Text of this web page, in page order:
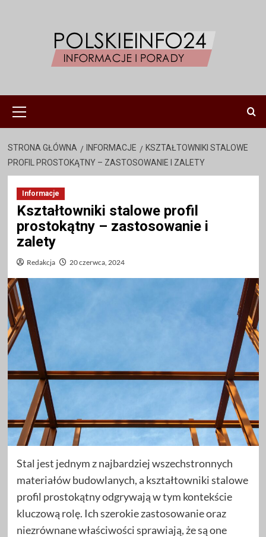
główne
STRONA GŁÓWNA INFORMACJE
KSZTAŁTOWNIKI STALOWE
PROFIL PROSTOKĄTNY – ZASTOSOWANIE I ZALETY
Informacje
Kształtowniki stalowe profil
prostokątny – zastosowanie i
zalety
Redakcja 20 czerwca, 2024
Stal jest jednym z najbardziej wszechstronnych
materiałów budowlanych, a kształtowniki stalowe
profil prostokątny odgrywają w tym kontekście
kluczową rolę. Ich szerokie zastosowanie oraz
niezrównane właściwości sprawiają, że są one